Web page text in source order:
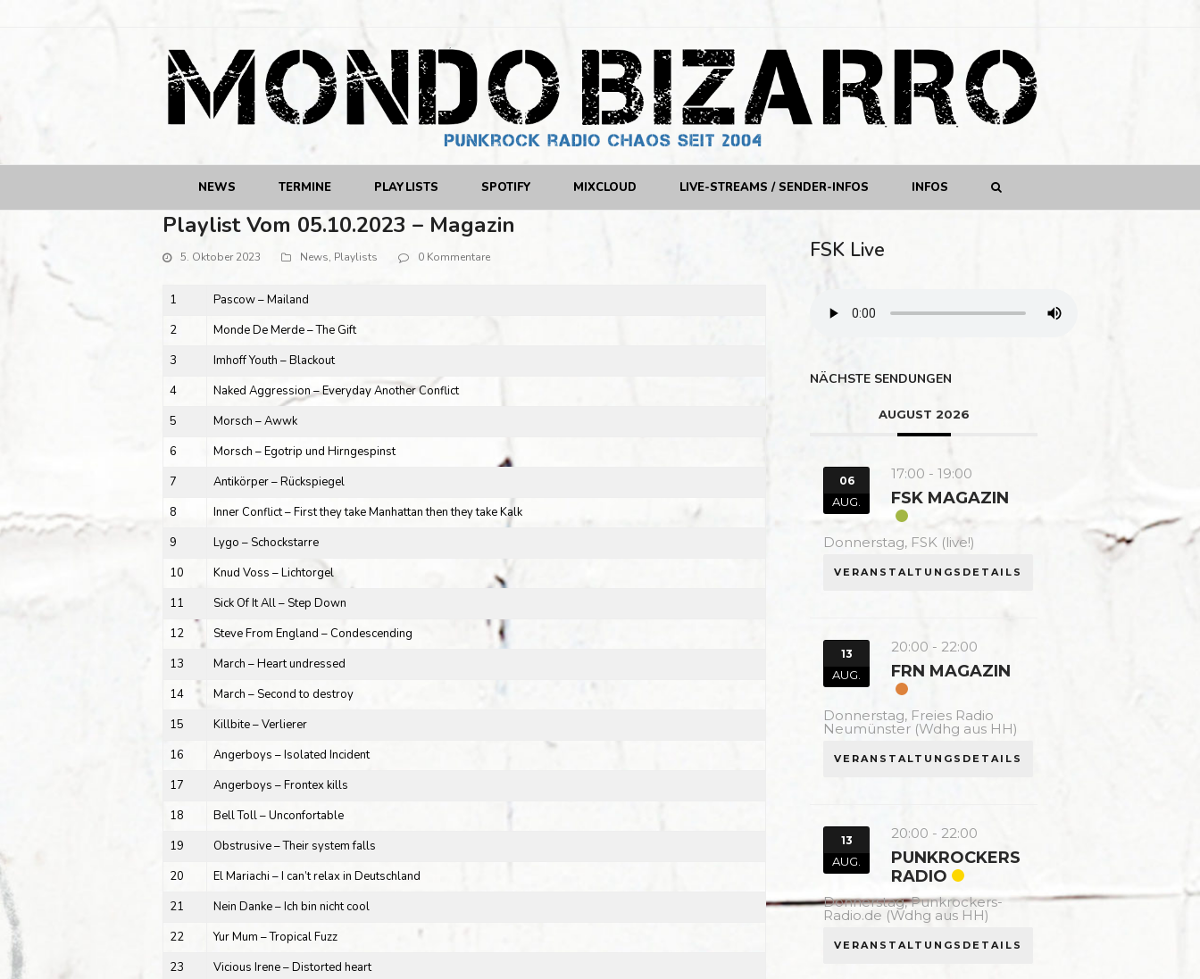
NEWS TERMINE PLAYLISTS SPOTIFY MIXCLOUD LIVE-STREAMS / SENDER-INFOS INFOS
Playlist Vom 05.10.2023 – Magazin
5. Oktober 2023 News, Playlists 0 Kommentare
1
Pascow – Mailand
2
Monde De Merde – The Gift
3
Imhoff Youth – Blackout
4
Naked Aggression – Everyday Another Conflict
5
Morsch – Awwk
6
Morsch – Egotrip und Hirngespinst
7
Antikörper – Rückspiegel
8
Inner Conflict – First they take Manhattan then they take Kalk
9
Lygo – Schockstarre
10
Knud Voss – Lichtorgel
11
Sick Of It All – Step Down
12
Steve From England – Condescending
13
March – Heart undressed
14
March – Second to destroy
15
Killbite – Verlierer
16
Angerboys – Isolated Incident
17
Angerboys – Frontex kills
18
Bell Toll – Unconfortable
19
Obstrusive – Their system falls
20
El Mariachi – I can’t relax in Deutschland
21
Nein Danke – Ich bin nicht cool
22
Yur Mum – Tropical Fuzz
23
Vicious Irene – Distorted heart
FSK Live
NÄCHSTE SENDUNGEN
AUGUST 2026
06
AUG.
17:00 -19:00
FSK MAGAZIN
Donnerstag, FSK (live!)
VERANSTALTUNGSDETAILS
13
AUG.
20:00 - 22:00
FRN MAGAZIN
Donnerstag, Freies Radio
Neumünster (Wdhg aus HH)
VERANSTALTUNGSDETAILS
13
AUG.
20:00 - 22:00
PUNKROCKERS
RADIO
Donnerstag,Punkrockers-
Radio.de (Wdhg aus HH)
VERANSTALTUNGSDETAILS